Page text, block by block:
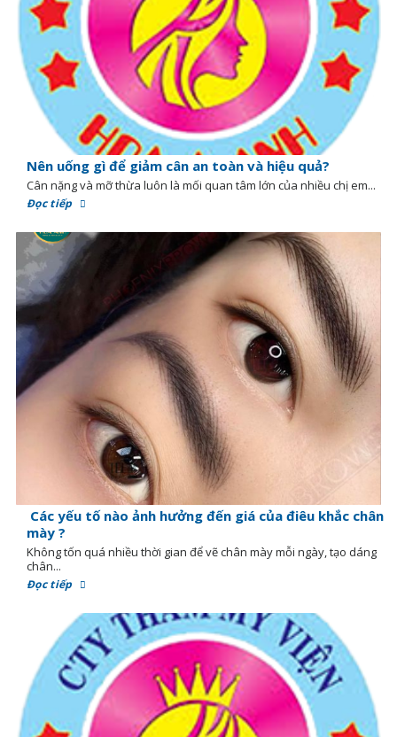
Nên uống gì để giảm cân an toàn và hiệu quả?
Cân nặng và mỡ thừa luôn là mối quan tâm lớn của nhiều chị em...
Đọc tiếp
Các yếu tố nào ảnh hưởng đến giá của điêu khắc chân
mày ?
Không tốn quá nhiều thời gian để vẽ chân mày mỗi ngày, tạo dáng
chân...
Đọc tiếp